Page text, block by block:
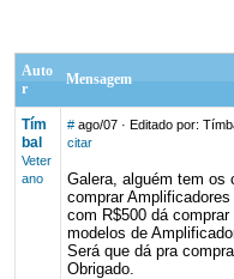
Auto
r
Mensagem
Tím
bal
Veter
ano
# ago/07· Editado por:
citar
Galera, alguém tem os
comprar
com R$500 dá
modelos de
Será que dá pra
Obrigado.